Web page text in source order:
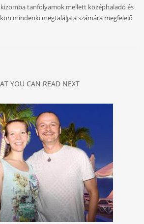
kizomba tanfolyamok mellett középhaladó és
mindenki megtalálja a számára megfelelő
YOU CAN READ NEXT